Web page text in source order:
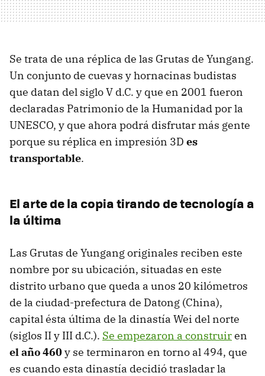
Se trata de una réplica de las Grutas de Yungang.
Un conjunto de cuevas y hornacinas budistas
que datan del siglo V d.C. y que en 2001 fueron
declaradas Patrimonio de la Humanidad por la
UNESCO, y que ahora podrá disfrutar más gente
porque su réplica en impresión 3D es
transportable.
El arte de la copia tirando de tecnología a
la última
Las Grutas de Yungang originales reciben este
nombre por su ubicación, situadas en este
distrito urbano que queda a unos 20 kilómetros
de la ciudad-prefectura de Datong (China),
capital ésta última de la dinastía Wei del norte
(siglos II y III d.C.). Se empezaron a construiren
el año 460y se terminaron en torno al 494, que
es cuando esta dinastía decidió trasladar la